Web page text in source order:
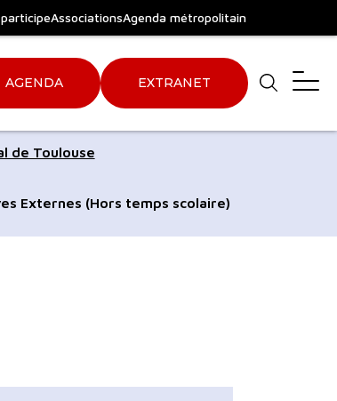
du
site
AssociationsAgenda métropolitain
AGENDA EXTRANET
de Toulouse
Externes (Hors temps scolaire)